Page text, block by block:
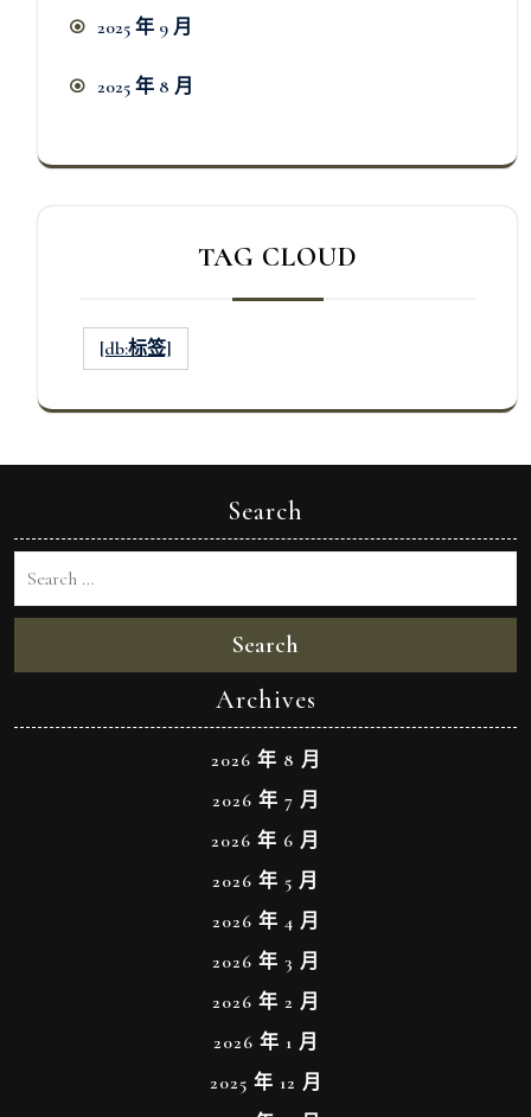
2025 年 9 月
2025 年 8 月
TAG CLOUD
[db:标签]
Search
Search
Archives
2026 年 8 月
2026 年 7 月
2026 年 6 月
2026 年 5 月
2026 年 4 月
2026 年 3 月
2026 年 2 月
2026 年 1 月
2025 年 12 月